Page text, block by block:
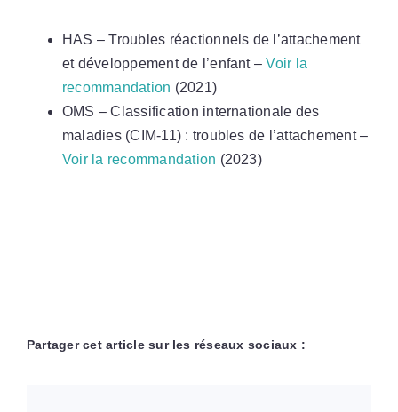
HAS – Troubles réactionnels de l’attachement
et développement de l’enfant –Voir la
recommandation (2021)
OMS – Classification internationale des
maladies (CIM-11) : troubles de l’attachement –
Voir la recommandation (2023)
Partager cet article sur les réseaux sociaux :